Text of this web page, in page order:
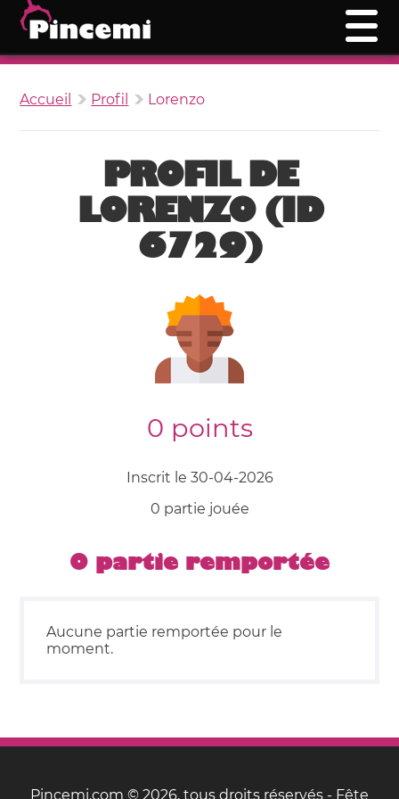
Accueil Profil Lorenzo
PROFIL DE
LORENZO (ID
6729)
0 points
Inscrit le 30-04-2026
0 partie jouée
0 partie remportée
Aucune partie remportée pour le
moment.
Pincemi.com © 2026, tous droits réservés - Fête